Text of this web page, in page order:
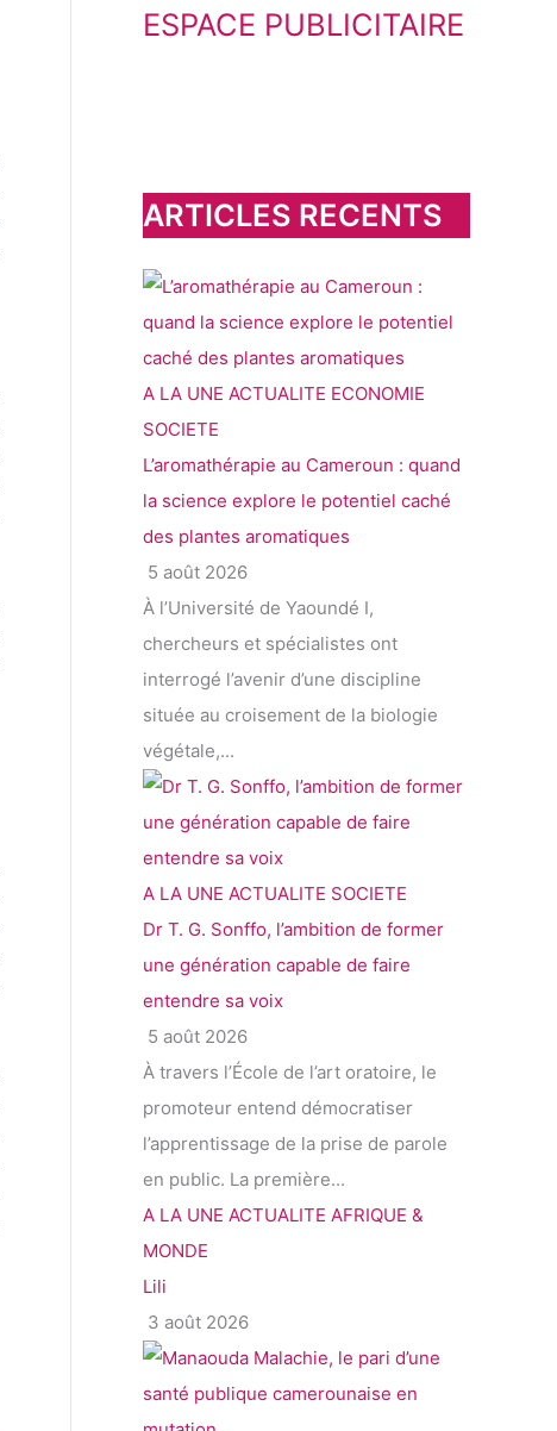
c
h
e
r
ESPACE PUBLICITAIRE
ARTICLES RECENTS
A LA UNE ACTUALITE ECONOMIE
SOCIETE
L’aromathérapie au Cameroun : quand
la science explore le potentiel caché
des plantes aromatiques
5 août 2026
À l’Université de Yaoundé I,
chercheurs et spécialistes ont
interrogé l’avenir d’une discipline
située au croisement de la biologie
végétale,...
A LA UNE ACTUALITE SOCIETE
Dr T. G. Sonffo, l’ambition de former
une génération capable de faire
entendre sa voix
5 août 2026
À travers l’École de l’art oratoire, le
promoteur entend démocratiser
l’apprentissage de la prise de parole
en public. La première...
A LA UNE ACTUALITE AFRIQUE &
MONDE
Lili
3 août 2026